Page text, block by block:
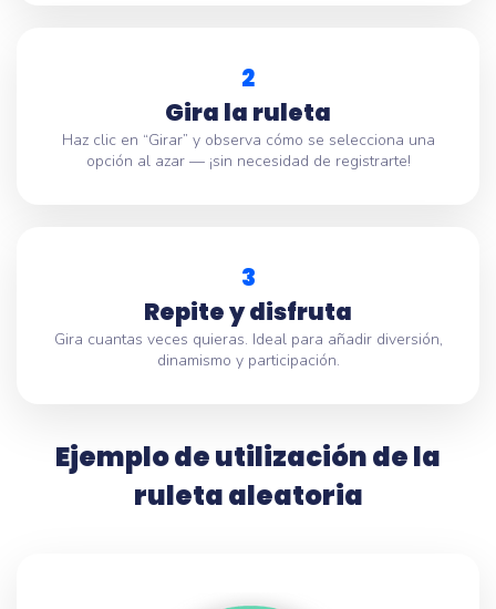
2
Gira la ruleta
Haz clic en “Girar” y observa cómo se selecciona una
opción al azar — ¡sin necesidad de registrarte!
3
Repite y disfruta
Gira cuantas veces quieras. Ideal para añadir diversión,
dinamismo y participación.
Ejemplo de utilización de la
ruleta aleatoria